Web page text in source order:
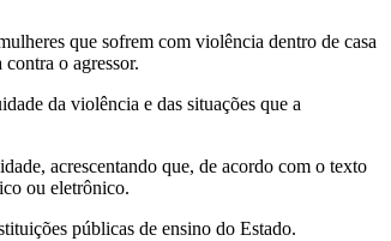
que sofrem com violência dentro de casa
o agressor.
da violência e das situações que a
acrescentando que, de acordo com o texto
ou eletrônico.
públicas de ensino do Estado.